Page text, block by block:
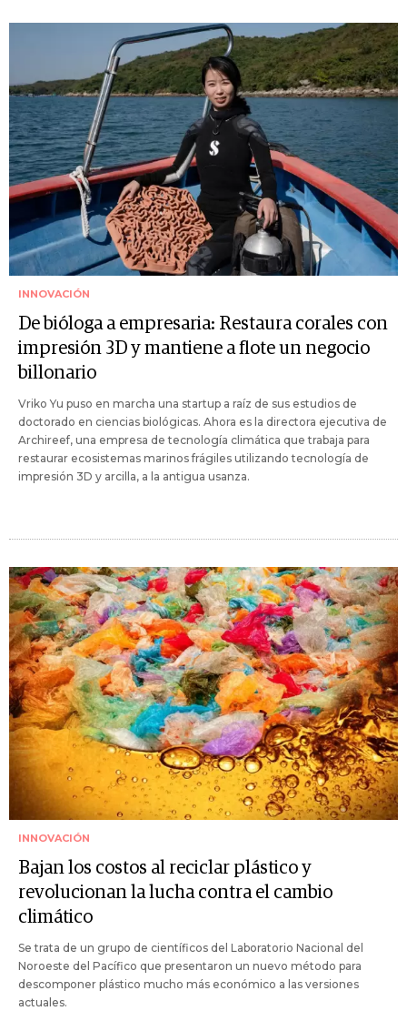
INNOVACIÓN
De bióloga a empresaria: Restaura corales con
impresión 3D y mantiene a flote un negocio
billonario
Vriko Yu puso en marcha una startup a raíz de sus estudios de
doctorado en ciencias biológicas. Ahora es la directora ejecutiva de
Archireef, una empresa de tecnología climática que trabaja para
restaurar ecosistemas marinos frágiles utilizando tecnología de
impresión 3D y arcilla, a la antigua usanza.
INNOVACIÓN
Bajan los costos al reciclar plástico y
revolucionan la lucha contra el cambio
climático
Se trata de un grupo de científicos del Laboratorio Nacional del
Noroeste del Pacífico que presentaron un nuevo método para
descomponer plástico mucho más económico a las versiones
actuales.